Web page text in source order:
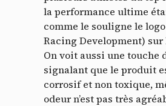
la performance ultime
comme le souligne le logo
Racing Development) sur
On voit aussi une touche
signalant que le produit
corrosif et non toxique,
odeur n’est pas très